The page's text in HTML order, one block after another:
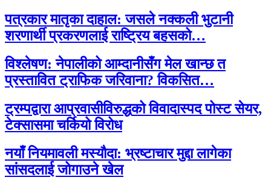
पत्रकार मातृका दाहाल: जसले नक्कली भुटानी
शरणार्थी प्रकरणलाई राष्ट्रिय बहसको…
विश्लेषण: नेपालीको आम्दानीसँग मेल खान्छ त
प्रस्तावित ट्राफिक जरिवाना? विकसित…
ट्रम्पद्वारा आप्रवासीविरुद्धको विवादास्पद पोस्ट सेयर,
टेक्सासमा चर्कियो विरोध
नयाँ नियमावली मस्यौदा: भ्रष्टाचार मुद्दा लागेका
सांसदलाई जोगाउने खेल